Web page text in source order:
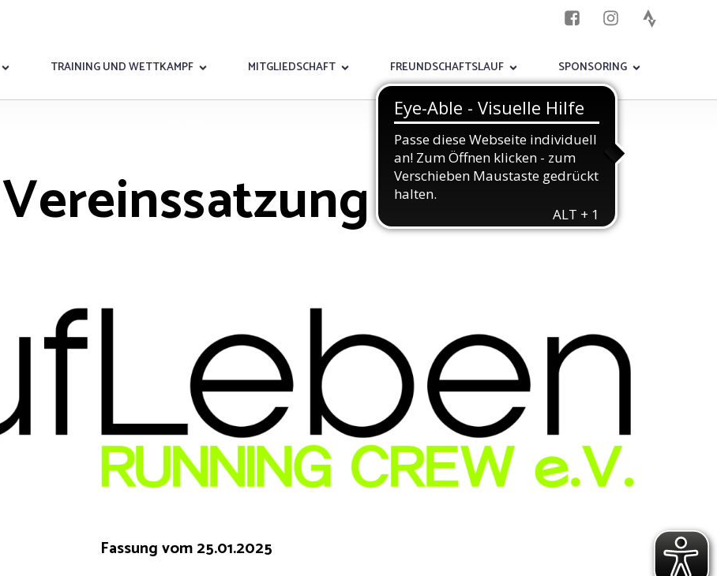
TRAINING UND WETTKAMPF MITGLIEDSCHAFT FREUNDSCHAFTSLAUF SPONSORING
Vereinssatzung
Fassung vom 25.01.2025